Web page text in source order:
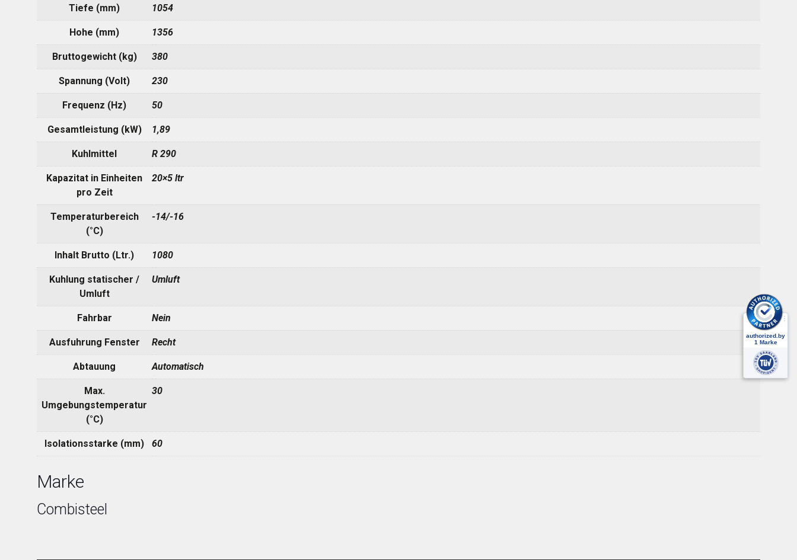
Tiefe (mm) 1054
Hohe (mm) 1356
Bruttogewicht (kg) 380
Spannung (Volt) 230
Frequenz (Hz) 50
Gesamtleistung (kW) 1,89
Kuhlmittel R 290
Kapazitat in Einheiten
pro Zeit
20×5 ltr
Temperaturbereich
(°C)
-14/-16
Inhalt Brutto (Ltr.) 1080
Kuhlung statischer /
Umluft
Umluft
Fahrbar Nein
Ausfuhrung Fenster Recht
Abtauung Automatisch
Max.
Umgebungstemperatur
(°C)
30
Isolationsstarke (mm) 60
Marke
Combisteel